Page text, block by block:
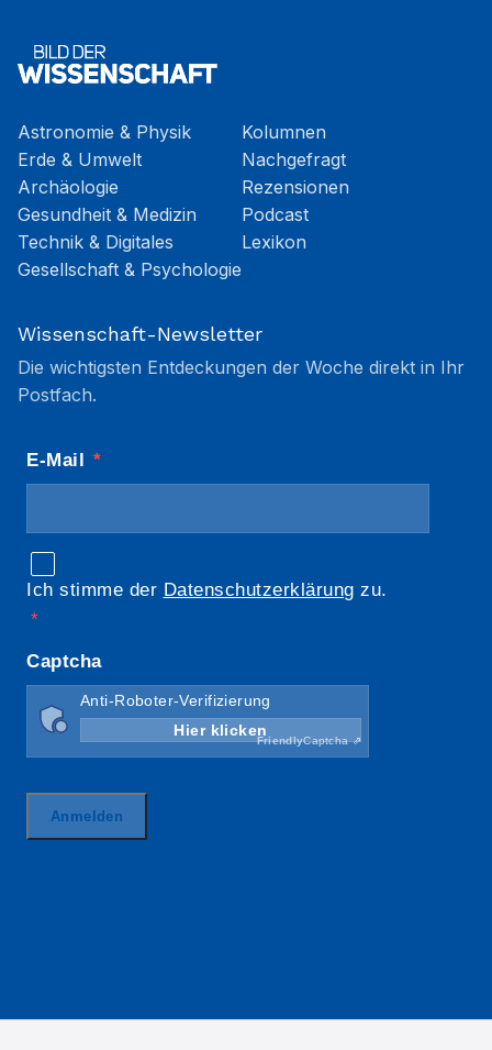
Astronomie & Physik
Erde & Umwelt
Archäologie
Gesundheit & Medizin
Technik & Digitales
Gesellschaft & Psychologie
Kolumnen
Nachgefragt
Rezensionen
Podcast
Lexikon
Wissenschaft-Newsletter
Die wichtigsten Entdeckungen der Woche direkt in Ihr
Postfach.